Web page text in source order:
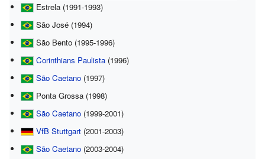
Estrela (1991-1993)
São José (1994)
São Bento (1995-1996)
Corinthians Paulista (1996)
São Caetano (1997)
Ponta Grossa (1998)
São Caetano (1999-2001)
VfB Stuttgart (2001-2003)
São Caetano (2003-2004)